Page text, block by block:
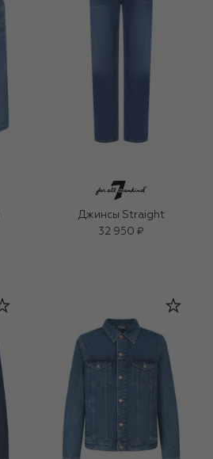
Джинсы Straight
32 950 ₽